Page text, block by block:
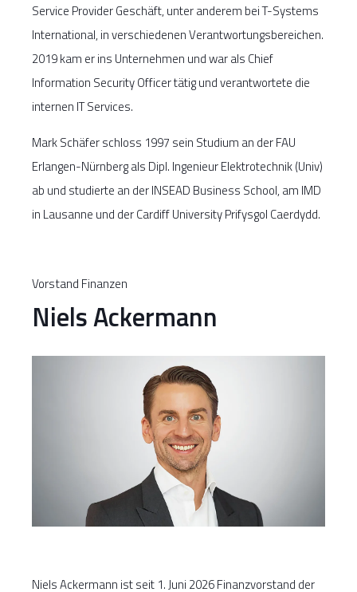
Service Provider Geschäft, unter anderem bei T-Systems
International, in verschiedenen Verantwortungsbereichen.
2019 kam er ins Unternehmen und war als Chief
Information Security Officer tätig und verantwortete die
internen IT Services.
Mark Schäfer schloss 1997 sein Studium an der FAU
Erlangen-Nürnberg als Dipl. Ingenieur Elektrotechnik (Univ)
ab und studierte an der INSEAD Business School, am IMD
in Lausanne und der Cardiff University Prifysgol Caerdydd.
Vorstand Finanzen
Niels Ackermann
Niels Ackermann ist seit 1. Juni 2026 Finanzvorstand der